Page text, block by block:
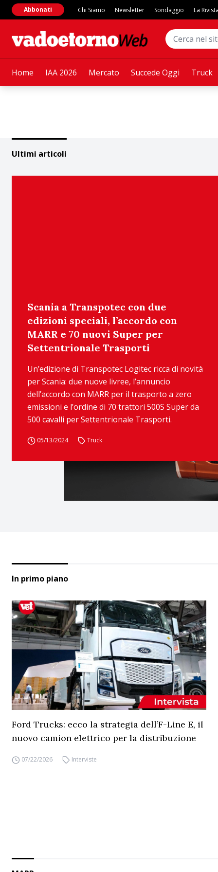
Home IAA 2026 Mercato Succede Oggi Truck
Abbonati Chi Siamo Newsletter Sondaggio La
Ultimi articoli
Scania a Transpotec con due
edizioni speciali, l’accordo con
MARR e 70 nuovi Super per
Settentrionale Trasporti
Un’edizione di Transpotec Logitec ricca di novità
per Scania: due nuove livree, l’annuncio
dell’accordo con MARR per il trasporto a zero
emissioni e l’ordine di 70 trattori 500S Super da
500 cavalli per Settentrionale Trasporti.
05/13/2024 Truck
In primo piano
Ford Trucks: ecco la strategia dell’F-Line E, il
nuovo camion elettrico per la distribuzione
07/22/2026 Interviste